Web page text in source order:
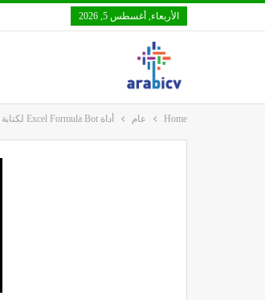
الأربعاء, أغسطس 5, 2026
Home عام أداة Excel Formula Bot لكتابة صيغ إكسل بسهولة